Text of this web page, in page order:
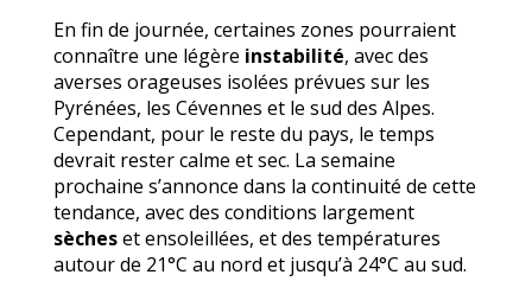
En fin de journée, certaines zones pourraient
connaître une légère instabilité, avec des
averses orageuses isolées prévues sur les
Pyrénées, les Cévennes et le sud des Alpes.
Cependant, pour le reste du pays, le temps
devrait rester calme et sec. La semaine
prochaine s’annonce dans la continuité de cette
tendance, avec des conditions largement
sècheset ensoleillées, et des températures
autour de 21°C au nord et jusqu’à 24°C au sud.